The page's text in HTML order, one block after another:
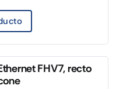
FHV7, recto